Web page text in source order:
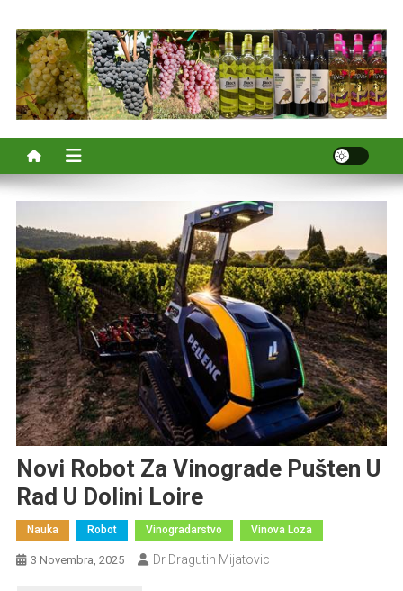
Novi Robot Za Vinograde Pušten U
Rad U Dolini Loire
Nauka Robot Vinogradarstvo Vinova Loza
3 Novembra, 2025 Dr Dragutin Mijatovic